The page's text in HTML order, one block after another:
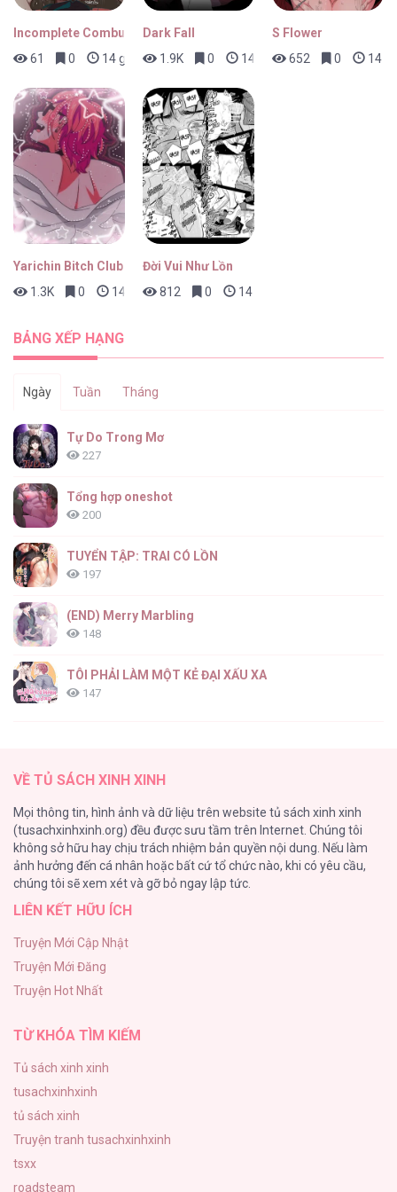
Incomplete Combustion
61
0 14 giờ trước
Dark Fall
1.9K
0 14 giờ trước
S Flower
652
0 14
Yarichin Bitch Club
1.3K
0 14 giờ trước
Đời Vui Như Lồn
812
0 14 giờ trước
BẢNG XẾP HẠNG
Ngày Tuần Tháng
Tự Do Trong Mơ
227
Tổng hợp oneshot
200
TUYỂN TẬP: TRAI CÓ LỒN
197
(END) Merry Marbling
148
TÔI PHẢI LÀM MỘT KẺ ĐẠI XẤU XA
147
116
Làm vị cứu tinh thật dễ dàng
113
|END| Định Tên Mối Quan Hệ
Phạm Luật
106
VỀ TỦ SÁCH XINH XINH
Mọi thông tin, hình ảnh và dữ liệu trên website tủ sách xinh xinh
(tusachxinhxinh.org) đều được sưu tầm trên Internet. Chúng tôi
không sở hữu hay chịu trách nhiệm bản quyền nội dung. Nếu làm
ảnh hưởng đến cá nhân hoặc bất cứ tổ chức nào, khi có yêu cầu,
chúng tôi sẽ xem xét và gỡ bỏ ngay lập tức.
LIÊN KẾT HỮU ÍCH
Truyện Mới Cập Nhật
Truyện Mới Đăng
Truyện Hot Nhất
TỪ KHÓA TÌM KIẾM
Tủ sách xinh xinh
tusachxinhxinh
tủ sách xinh
Truyện tranh tusachxinhxinh
tsxx
roadsteam